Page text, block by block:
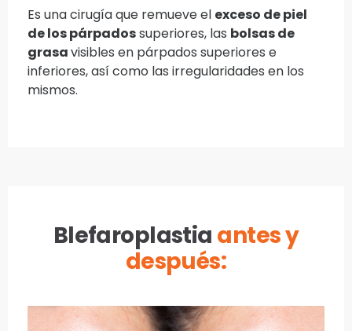
Es una cirugía que remueve el exceso de piel
de los párpadossuperiores, las bolsas de
grasavisibles en párpados superiores e
inferiores, así como las irregularidades en los
mismos.
Blefaroplastia antes y
después: